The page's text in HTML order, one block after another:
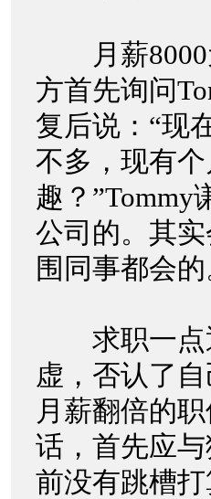
月薪8000
方首先询问
复后说：“现
不多，现有
趣？”Tommy
公司的。其
围同事都会
求职一点
虚，否认了
月薪翻倍的
话，首先应
前没有跳槽